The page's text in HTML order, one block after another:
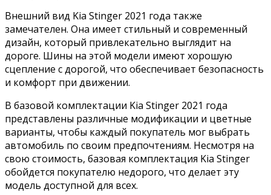
Внешний вид Kia Stinger 2021 года также
замечателен. Она имеет стильный и современный
дизайн, который привлекательно выглядит на
дороге. Шины на этой модели имеют хорошую
сцепление с дорогой, что обеспечивает безопасность
и комфорт при движении.
В базовой комплектации Kia Stinger 2021 года
представлены различные модификации и цветные
варианты, чтобы каждый покупатель мог выбрать
автомобиль по своим предпочтениям. Несмотря на
свою стоимость, базовая комплектация Kia Stinger
обойдется покупателю недорого, что делает эту
модель доступной для всех.